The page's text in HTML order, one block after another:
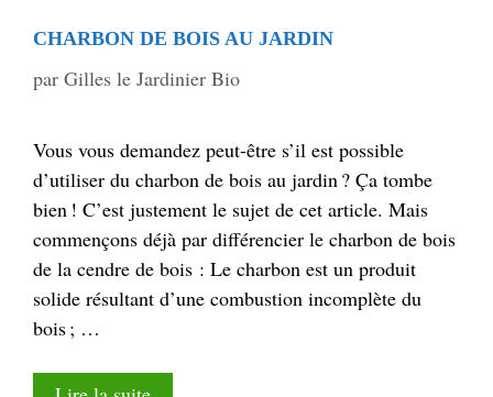
CHARBON DE BOIS AU JARDIN
par Gilles le Jardinier Bio
Vous vous demandez peut-être s’il est possible
d’utiliser du charbon de bois au jardin ? Ça tombe
bien ! C’est justement le sujet de cet article. Mais
commençons déjà par différencier le charbon de bois
de la cendre de bois : Le charbon est un produit
solide résultant d’une combustion incomplète du
bois ; …